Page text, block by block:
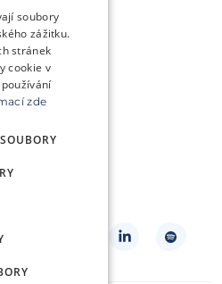
soubory
zážitku.
stránek
cookie v
zde